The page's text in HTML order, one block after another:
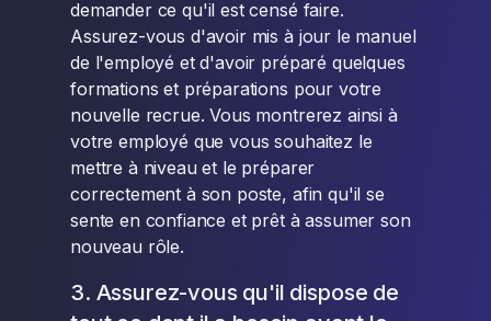
demander ce qu'il est censé faire.
Assurez-vous d'avoir mis à jour le manuel
de l'employé et d'avoir préparé quelques
formations et préparations pour votre
nouvelle recrue. Vous montrerez ainsi à
votre employé que vous souhaitez le
mettre à niveau et le préparer
correctement à son poste, afin qu'il se
sente en confiance et prêt à assumer son
nouveau rôle.
3. Assurez-vous qu'il dispose de